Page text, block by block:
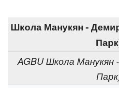
Школа Манукян -
AGBU Школа Манукян